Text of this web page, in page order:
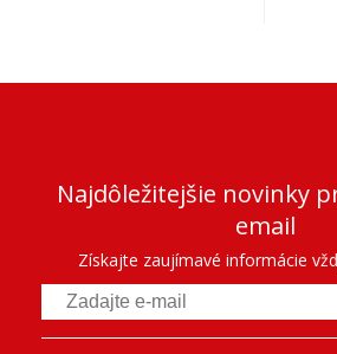
Najdôležitejšie novinky
email
Získajte zaujímavé informácie